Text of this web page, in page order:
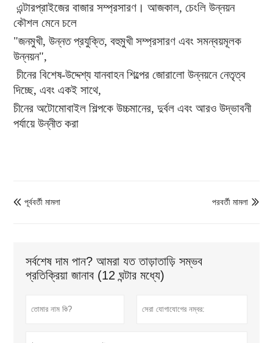
এন্টারপ্রাইজের বাজার সম্প্রসারণ। আজকাল, চেংলি উন্নয়ন
কৌশল মেনে চলে
"জনমুখী, উন্নত প্রযুক্তি, বহুমুখী সম্প্রসারণ এবং সমন্বয়মূলক
উন্নয়ন",
চীনের বিশেষ-উদ্দেশ্য যানবাহন শিল্পের জোরালো উন্নয়নে নেতৃত্ব
দিচ্ছে, এবং একই সাথে,
চীনের অটোমোবাইল শিল্পকে উচ্চমানের, দুর্বল এবং আরও উদ্ভাবনী
পর্যায়ে উন্নীত করা
 পূর্ববর্তী মামলা 
পরবর্তী মামলা
সর্বশেষ দাম পান? আমরা যত তাড়াতাড়ি সম্ভব
প্রতিক্রিয়া জানাব (12 ঘন্টার মধ্যে)